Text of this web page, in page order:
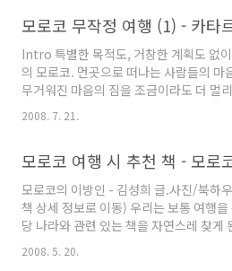
방 낑낑 끌며 환전부터 하고 역 입구로 내
까운 돈이다. 젠장. 환전하자마자 의지
게 비싸구나... 그런데, 30시간 가까이 비
욱 지치게 만든 첫 사건 발생. 기차표를
Intro 특별한 목적도, 거창한 계획도 없
의 모로코. 먼곳으로 떠나는 사람들의 마
무거워진 마음의 짐을 조금이라도 더 멀
금이 그닥 차이가 없음을 발견, 충동적으
공이 두 번째다. 중동 문화에 대한 특별한
요금, 색다른 경유지 등의 매력이 있다.
던 첫인상은 여행을 떠나기 며칠 전부터
무료로 제공했던 도하 시티 투어는 어느
올라 있었고, 경유지 호텔 예약도 3일 전
2008. 7. 21.
모로코 여행 시 추천 책 - 모로
모로코의 이방인 - 김성희 글.사진/북하
책 상세 정보로 이동) 우리는 보통 여행
당 나라와 관련 있는 책을 자연스레 찾게
다양한 여행 에세이들은 여행에 대한 기
2008. 5. 20.